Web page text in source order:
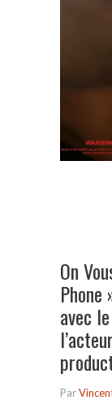
On
avec
Par